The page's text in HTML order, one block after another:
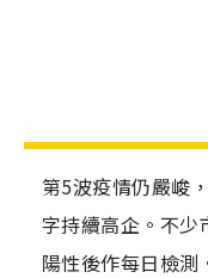
第5波疫情仍嚴峻
字持續高企。不少
陽性後作每日檢